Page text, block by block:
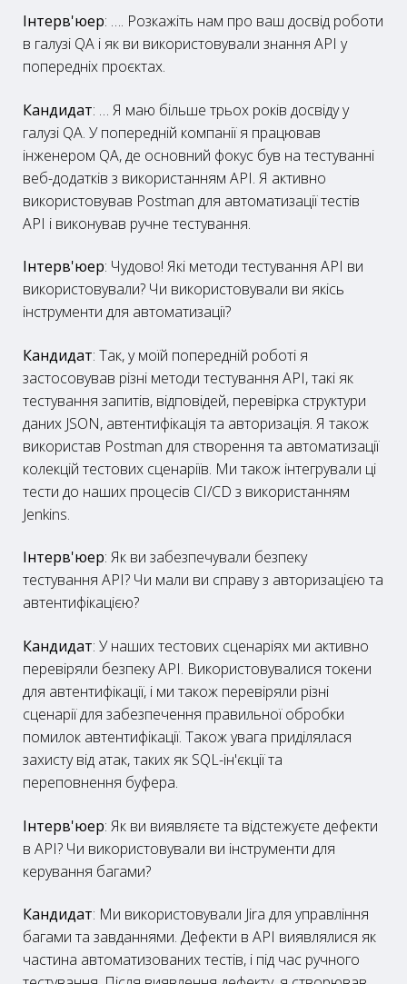
Інтерв'юер: …. Розкажіть нам про ваш досвід роботи
в галузі QA і як ви використовували знання API у
попередніх проєктах.
Кандидат: … Я маю більше трьох років досвіду у
галузі QA. У попередній компанії я працював
інженером QA, де основний фокус був на тестуванні
веб-додатків з використанням API. Я активно
використовував Postman для автоматизації тестів
API і виконував ручне тестування.
Інтерв'юер: Чудово! Які методи тестування API ви
використовували? Чи використовували ви якісь
інструменти для автоматизації?
Кандидат: Так, у моїй попередній роботі я
застосовував різні методи тестування API, такі як
тестування запитів, відповідей, перевірка структури
даних JSON, автентифікація та авторизація. Я також
використав Postman для створення та автоматизації
колекцій тестових сценаріїв. Ми також інтегрували ці
тести до наших процесів CI/CD з використанням
Jenkins.
Інтерв'юер: Як ви забезпечували безпеку
тестування API? Чи мали ви справу з авторизацією та
автентифікацією?
Кандидат: У наших тестових сценаріях ми активно
перевіряли безпеку API. Використовувалися токени
для автентифікації, і ми також перевіряли різні
сценарії для забезпечення правильної обробки
помилок автентифікації. Також увага приділялася
захисту від атак, таких як SQL-ін'єкції та
переповнення буфера.
Інтерв'юер: Як ви виявляєте та відстежуєте дефекти
в API? Чи використовували ви інструменти для
керування багами?
Кандидат: Ми використовували Jira для управління
багами та завданнями. Дефекти в API виявлялися як
частина автоматизованих тестів, і під час ручного